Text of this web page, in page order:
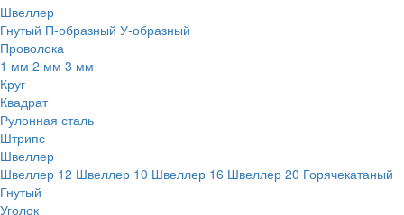
Швеллер
Гнутый П-образный У-образный
Проволока
1 мм 2 мм 3 мм
Круг
Квадрат
Рулонная сталь
Штрипс
Швеллер
Швеллер 12 Швеллер 10 Швеллер 16 Швеллер 20 Горячекатаный
Гнутый
Уголок